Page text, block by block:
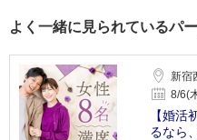
よく一緒に見られているパ
新宿
8/6(
【婚活
るなら